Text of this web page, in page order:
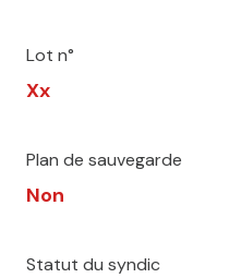
Lot n°
Xx
Plan de sauvegarde
Non
Statut du syndic